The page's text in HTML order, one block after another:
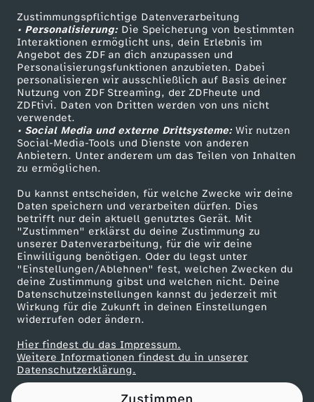
Zustimmungspflichtige Datenverarbeitung
• Personalisierung:Die Speicherung von bestimmten
Interaktionen ermöglicht uns, dein Erlebnis im
Angebot des ZDF an dich anzupassen und
Personalisierungsfunktionen anzubieten. Dabei
personalisieren wir ausschließlich auf Basis deiner
Nutzung von ZDF Streaming, der ZDFheute und
ZDFtivi. Daten von Dritten werden von uns nicht
verwendet.
• Social Media und externe Drittsysteme:Wir nutzen
Social-Media-Tools und Dienste von anderen
Anbietern. Unter anderem um das Teilen von Inhalten
zu ermöglichen.
Du kannst entscheiden, für welche Zwecke wir deine
Daten speichern und verarbeiten dürfen. Dies
betrifft nur dein aktuell genutztes Gerät. Mit
"Zustimmen" erklärst du deine Zustimmung zu
unserer Datenverarbeitung, für die wir deine
Einwilligung benötigen. Oder du legst unter
"Einstellungen/Ablehnen" fest, welchen Zwecken du
deine Zustimmung gibst und welchen nicht. Deine
Datenschutzeinstellungen kannst du jederzeit mit
Wirkung für die Zukunft in deinen Einstellungen
widerrufen oder ändern.
Hier findest du das Impressum.
Weitere Informationen findest du in unserer
Datenschutzerklärung.
Livestreams
Sendungen A-Z
TV-Programm
Zuschauerservice
Hilfe
ZDF Unternehmen
Karriere
ZDF goes Schule
Werbefernsehen
Mainzelmännchen
Partner